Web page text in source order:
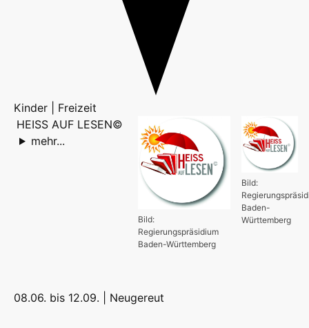
Kinder | Freizeit
Bild:
Baden-
Württemberg
Bild:
Regierungspräsidium
Baden-Württemberg
HEISS AUF LESEN©
mehr...
08.06. bis 12.09. | Neugereut